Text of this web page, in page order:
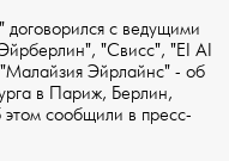
договорился с ведущими
"Свисс", "EI AI
Эйрлайнс" - об
в Париж, Берлин,
сообщили в пресс-